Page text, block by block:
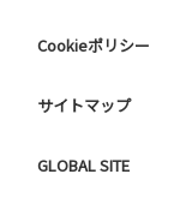
Cookieポリシー
サイトマップ
GLOBAL SITE